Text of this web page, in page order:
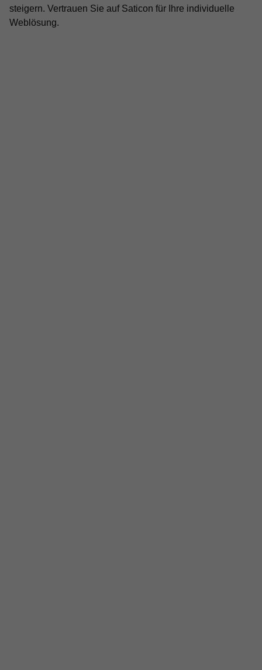
steigern. Vertrauen Sie auf Saticon für Ihre individuelle
Weblösung.